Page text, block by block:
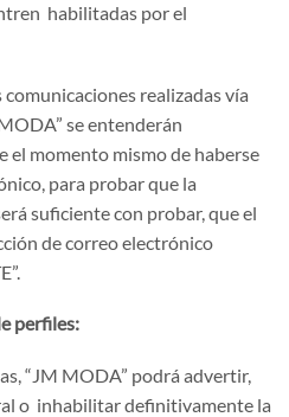
habilitadas por el
comunicaciones realizadas vía
se entenderán
el momento mismo de haberse
para probar que la
suficiente con probar, que el
de correo electrónico
perfiles:
“JM MODA” podrá advertir,
o inhabilitar definitivamente la